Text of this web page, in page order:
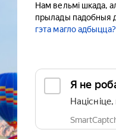
Нам вельмі шкада,
прылады падобныя
гэта магло адбыцца?
Я не